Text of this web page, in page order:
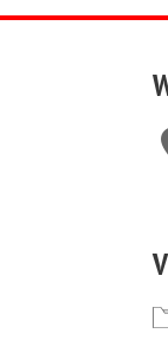
Kalender